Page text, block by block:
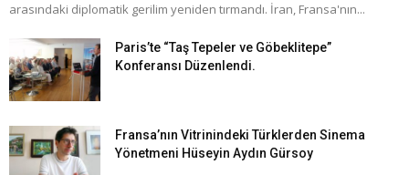
arasındaki diplomatik gerilim yeniden tırmandı. İran, Fransa'nın...
Paris’te “Taş Tepeler ve Göbeklitepe”
Konferansı Düzenlendi.
Fransa’nın Vitrinindeki Türklerden Sinema
Yönetmeni Hüseyin Aydın Gürsoy